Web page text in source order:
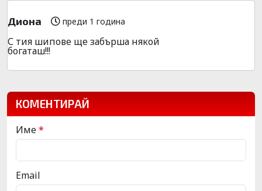
Диона преди 1 година
С тия шипове ще забърша някой
богаташ!!!
КОМЕНТИРАЙ
Име*
Email